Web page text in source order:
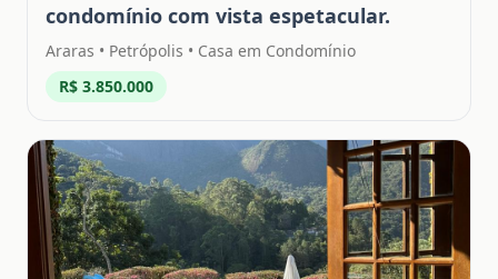
condomínio com vista espetacular.
Araras • Petrópolis • Casa em Condomínio
R$ 3.850.000